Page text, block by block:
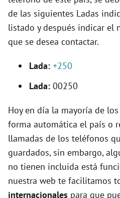
de las siguientes Ladas
listado y después indicar el
que se desea contactar.
Lada: +250
Lada: 00250
Hoy en día la mayoría de
forma automática el país o
llamadas de los teléfonos
guardados, sin embargo,
no tienen incluida está
nuestra web te facilitamos
internacionales para que